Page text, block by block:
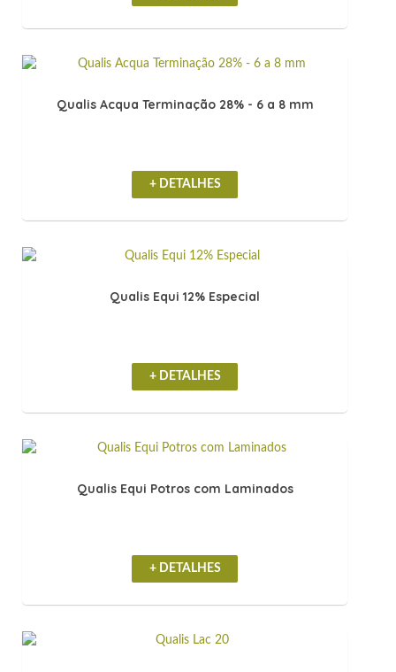
Qualis Acqua Terminação 28% - 6 a 8 mm
+ DETALHES
Qualis Equi 12% Especial
+ DETALHES
Qualis Equi Potros com Laminados
+ DETALHES